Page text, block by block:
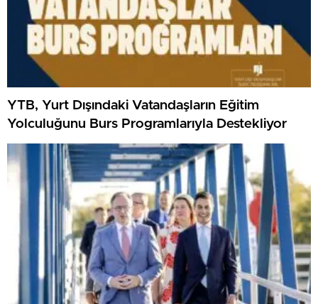
YTB, Yurt Dışındaki Vatandaşların Eğitim
Yolculuğunu Burs Programlarıyla Destekliyor